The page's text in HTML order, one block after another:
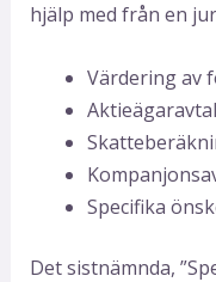
hjälp med från en
Värdering av
Aktieägaravtal
Specifika
Det sistnämnda,